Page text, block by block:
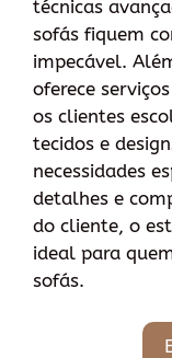
técnicas
sofás fiquem
impecável.
oferece
os clientes
tecidos e
necessidades
detalhes e
do cliente, o
ideal para
sofás.